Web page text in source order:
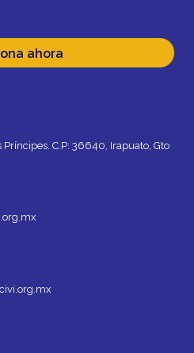
ahora
Príncipes. C.P: 36640, Irapuato, Gto